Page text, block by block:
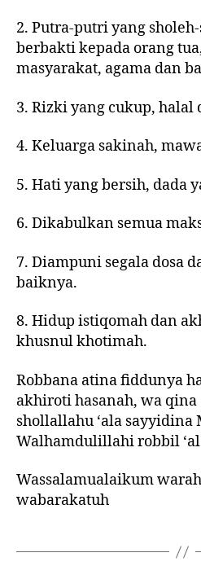
2. Putra-putri yang
berbakti kepada orang
masyarakat, agama dan
3. Rizki yang cukup, halal
4. Keluarga sakinah,
5. Hati yang bersih, dada
6. Dikabulkan semua
7. Diampuni segala dosa
baiknya.
8. Hidup istiqomah dan
khusnul khotimah.
Robbana atina fiddunya
akhiroti hasanah, wa qina
shollallahu ‘ala sayyidina
Walhamdulillahi robbil
Wassalamualaikum
wabarakatuh